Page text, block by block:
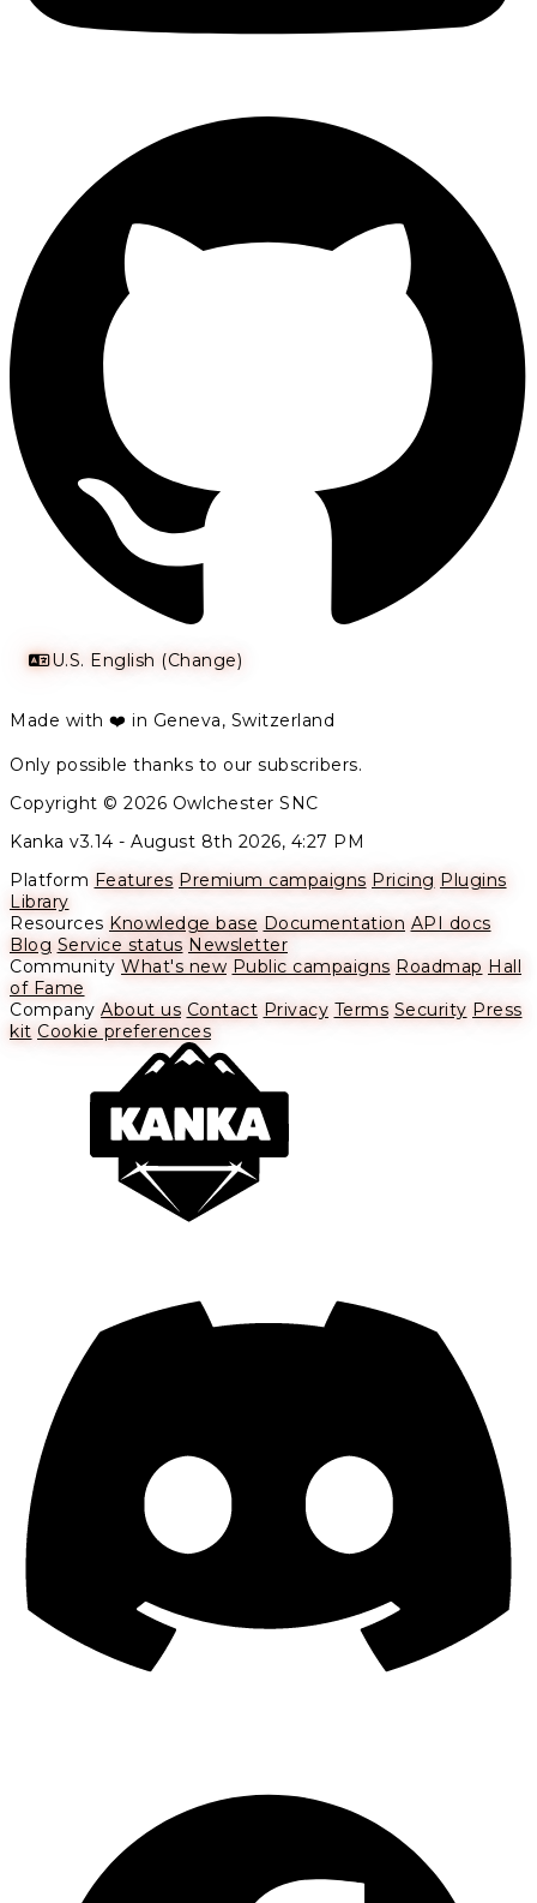
U.S. English (Change)
Made with ❤️ in Geneva, Switzerland
Only possible thanks to our subscribers.
Copyright © 2026 Owlchester SNC
Kanka v3.14 - August 8th 2026, 4:27 PM
Platform Features Premium campaigns Pricing Plugins
Library
Resources Knowledge base Documentation API docs
Blog Service status Newsletter
Community What's new Public campaigns Roadmap Hall
of Fame
Company About us Contact Privacy Terms Security Press
kit Cookie preferences